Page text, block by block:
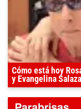
Cómo está hoy
y Evangelina